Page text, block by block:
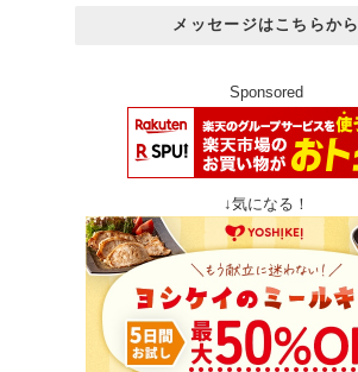
メッセージはこちらから
Sponsored
↓気になる！